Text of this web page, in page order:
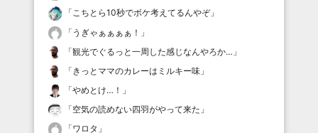
「こちとら10秒でボケ考えてるんやぞ」
「 うぎゃぁぁぁぁ！ 」
「観光でぐるっと一周した感じなんやろか… 」
「 きっとママのカレーはミルキー味 」
「やめとけ…！ 」
「空気の読めない四羽がやって来た 」
「ワロタ 」